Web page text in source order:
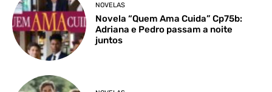
NOVELAS
Novela “Quem Ama Cuida” Cp75b:
Adriana e Pedro passam a noite
juntos